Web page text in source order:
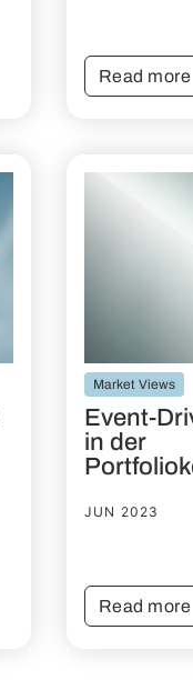
Read more
Market Views
Event-
in der
JUN 2023
Read more